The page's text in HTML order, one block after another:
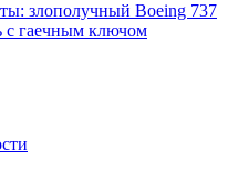
злополучный Boeing 737
с гаечным ключом